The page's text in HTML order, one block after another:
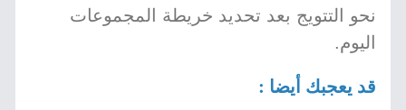
نحو التتويج بعد تحديد خريطة المجموعات
اليوم.
قد يعجبك أيضا :